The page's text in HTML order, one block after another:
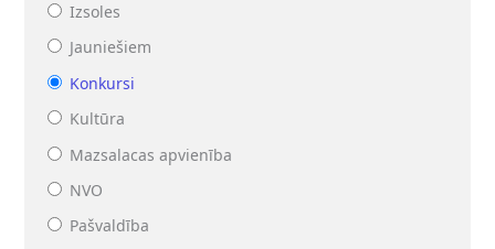
Izsoles
Jauniešiem
Konkursi
Kultūra
Mazsalacas apvienība
NVO
Pašvaldība